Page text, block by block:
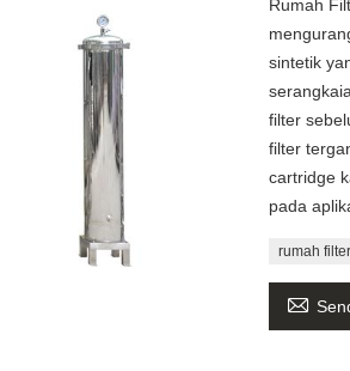
Rumah
sintetik
filter
filter
cartridge
pada
rumah
